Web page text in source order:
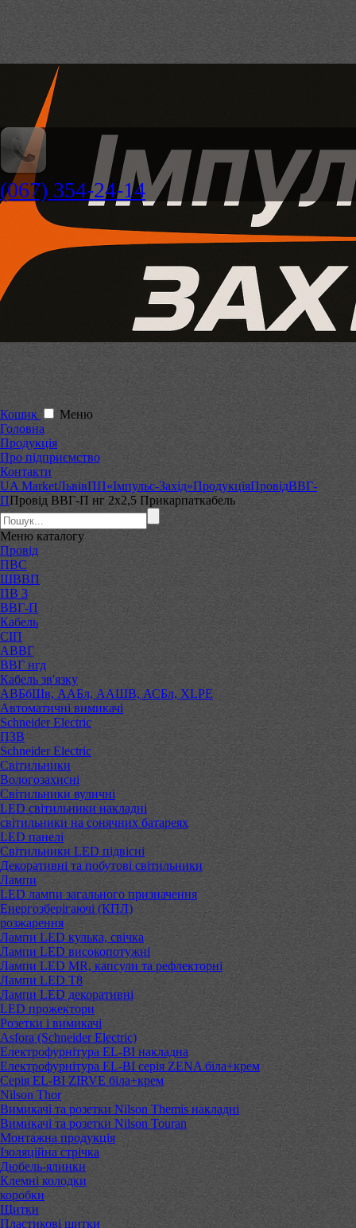
(067) 354-24-14
Кошик
Меню
Головна
Продукція
Про підприємство
Контакти
UA MarketЛьвівПП«Імпульс-Захід»ПродукціяПровідВВГ-
ППровід ВВГ-П нг 2х2,5 Прикарпаткабель
Меню каталогу
Провід
ПВС
ШВВП
ПВ 3
ВВГ-П
Кабель
СІП
АВВГ
ВВГ нгд
Кабель зв'язку
АВБбШв, ААБл, ААШВ, АСБл, XLPE
Автоматичні вимикачі
Schneider Electric
ПЗВ
Schneider Electric
Світильники
Вологозахисні
Світильники вуличні
LED світильники накладні
світильники на сонячних батареях
LED панелі
Світильники LED підвісні
Декоративні та побутові світильники
Лампи
LED лампи загального призначення
Енергозберігаючі (КПЛ)
розжарення
Лампи LED кулька, свічка
Лампи LED високопотужні
Лампи LED MR, капсули та рефлекторні
Лампи LED Т8
Лампи LED декоративні
LED прожектори
Розетки і вимикачі
Asfora (Schneider Electric)
Електрофурнітура EL-BI накладна
Електрофурнітура EL-BI серія ZENA біла+крем
Серія EL-BI ZIRVE біла+крем
Nilson Thor
Вимикачі та розетки Nilson Themis накладні
Вимикачі та розетки Nilson Touran
Монтажна продукція
Ізоляційна стрічка
Дюбель-ялинки
Клемні колодки
коробки
Щитки
Пластикові щитки